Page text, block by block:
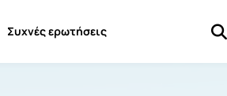
Συχνές ερωτήσεις